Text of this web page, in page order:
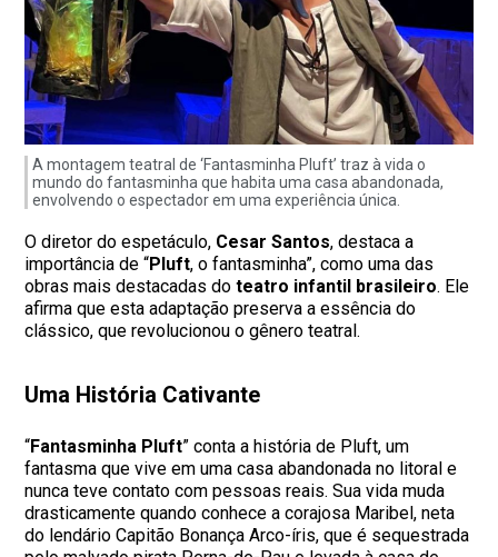
A montagem teatral de ‘Fantasminha Pluft’ traz à vida o
mundo do fantasminha que habita uma casa abandonada,
envolvendo o espectador em uma experiência única.
O diretor do espetáculo, Cesar Santos, destaca a
importância de “Pluft, o fantasminha”, como uma das
obras mais destacadas doteatro infantil brasileiro. Ele
afirma que esta adaptação preserva a essência do
clássico, que revolucionou o gênero teatral.
Uma História Cativante
“Fantasminha Pluft” conta a história de Pluft, um
fantasma que vive em uma casa abandonada no litoral e
nunca teve contato com pessoas reais. Sua vida muda
drasticamente quando conhece a corajosa Maribel, neta
do lendário Capitão Bonança Arco-íris, que é sequestrada